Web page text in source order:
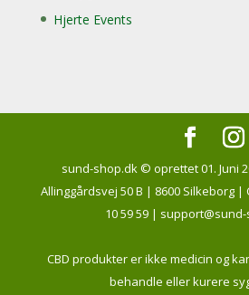
Hjerte Events
sund-shop.dk © oprettet 01. Juni
Allinggårdsvej 50 B | 8600 Silkeborg |
10 59 59 |
CBD produkter er ikke medicin og
behandle eller kurere